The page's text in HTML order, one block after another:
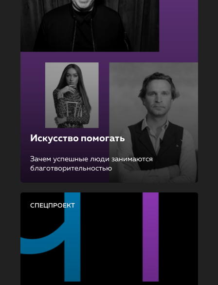
Искусство помогать
Зачем успешные люди занимаются
благотворительностью
СПЕЦПРОЕКТ